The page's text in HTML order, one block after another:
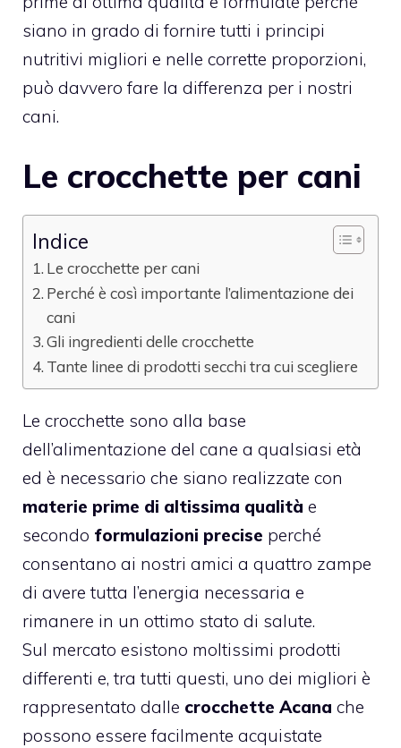
siano in grado di fornire tutti i principi
nutritivi migliori e nelle corrette proporzioni,
può davvero fare la differenza per i nostri
cani.
Le crocchette per cani
Indice
Le crocchette per cani
Perché è così importante l’alimentazione dei
cani
Gli ingredienti delle crocchette
Tante linee di prodotti secchi tra cui scegliere
Le crocchette sono alla base
dell’alimentazione del cane a qualsiasi età
ed è necessario che siano realizzate con
materie prime di altissima qualità e
secondo formulazioni precise perché
consentano ai nostri amici a quattro zampe
di avere tutta l’energia necessaria e
rimanere in un ottimo stato di salute.
Sul mercato esistono moltissimi prodotti
differenti e, tra tutti questi, uno dei migliori è
rappresentato dalle crocchette Acana che
possono essere facilmente acquistate